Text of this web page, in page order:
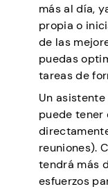
más al día,
propia o
de las
puedas
tareas de
Un
puede tener
reuniones).
tendrá más
esfuerzos